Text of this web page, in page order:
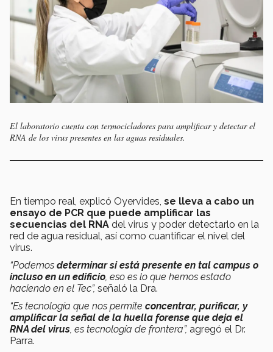
El laboratorio cuenta con termocicladores para amplificar y detectar el
RNA de los virus presentes en las aguas residuales.
En tiempo real, explicó Oyervides, se lleva a cabo un
ensayo de PCR que puede amplificar las
secuencias del RNA del virus y poder detectarlo en la
red de agua residual, así como cuantificar el nivel del
virus.
“Podemos determinar si está presente en tal campus o
incluso en un edificio, eso es lo que hemos estado
haciendo en el Tec”, señaló la Dra.
“Es tecnología que nos permite concentrar, purificar, y
amplificar la señal de la huella forense que deja el
RNA del virus, es tecnología de frontera”, agregó el Dr.
Parra.